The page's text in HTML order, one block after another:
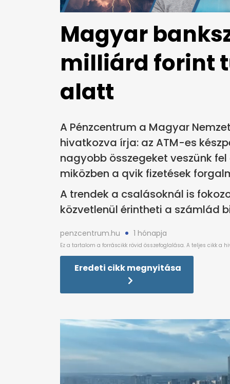
Magyar
milliárd forint
alatt
A Pénzcentrum a Magyar
hivatkozva írja: az ATM-es
nagyobb összegeket veszünk
miközben a qvik fizetések
A trendek a csalásoknál is
közvetlenül érintheti a számlád
penzcentrum.hu 1 hónapja
Eredeti cikk megnyitása